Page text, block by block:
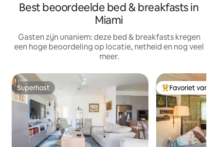
Best beoordeelde bed & breakfasts in
Miami
Gasten zijn unaniem: deze bed & breakfasts kregen
een hoge beoordeling op locatie, netheid en nog veel
meer.
Superhost
Superhost Topfavoriet van
Favoriet van